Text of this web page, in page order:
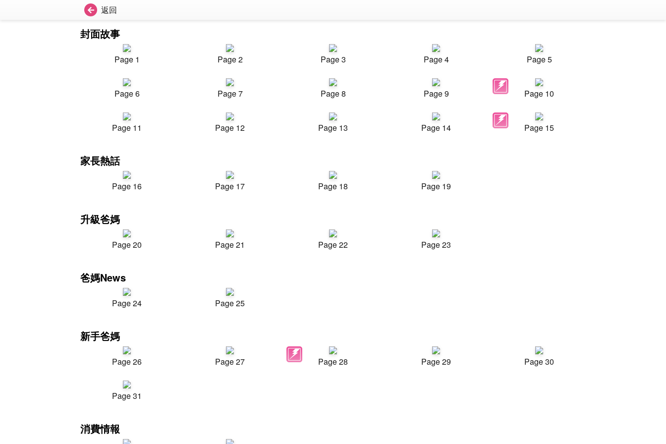
返回
封面故事
Page 1 Page 2 Page 3 Page 4 Page 5
Page 6 Page 7 Page 8 Page 9 Page 10
Page 11 Page 12 Page 13 Page 14 Page 15
家長熱話
Page 16 Page 17 Page 18 Page 19
升級爸媽
Page 20 Page 21 Page 22 Page 23
爸媽News
Page 24 Page 25
新手爸媽
Page 26 Page 27 Page 28 Page 29 Page 30
Page 31
消費情報